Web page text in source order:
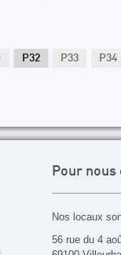
P32 P33 P34
Pour
Nos locaux
56 rue du 4